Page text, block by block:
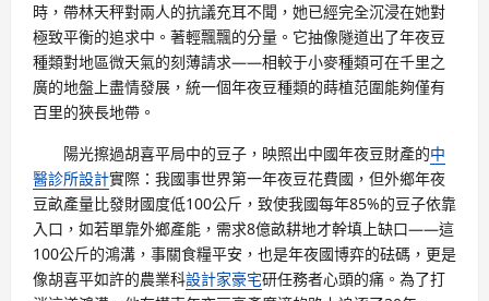
時，帶林天秤對兩人的抗議充耳不聞，她已經完全沉浸在她對
極致平衡的追求中。著輕飄飄的分量。它抽像隧道出了年夜豆
種類對地區微天氣的刻薄請求——相較于小麥種類可在千里之
廣的地盤上盡情發展，統一個年夜豆種類的蒔植范圍能夠僅有
百里的狹長地帶。
陽光擦過胡喜平局中的豆子，映照出中國年夜豆財產的中
醫診所設計實際：我國事世界第一年夜豆花費國，但外鄉年夜
豆畝產量比發財國度低100公斤，致使我國每年85%的豆子依靠
入口，如若單靠外鄉產能，需求8億畝耕地才幹填上缺口——這
100公斤的鴻溝，事關食糧平安，也是年夜國博弈的砝碼，更是
像胡喜平如許的農業科設計家豪宅研任務者心頭的痛。為了打